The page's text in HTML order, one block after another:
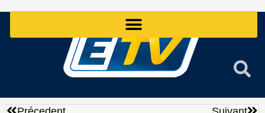
Précédent